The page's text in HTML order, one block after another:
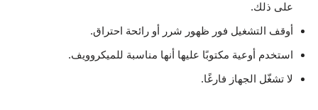
على ذلك.
أوقف التشغيل فور ظهور شرر أو رائحة احتراق.
استخدم أوعية مكتوبًا عليها أنها مناسبة للميكروويف.
لا تشغّل الجهاز فارغًا.